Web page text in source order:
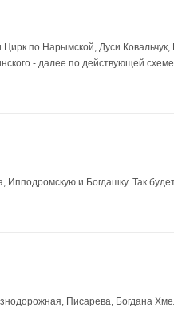
по Нарымской, Дуси Ковальчук,
- далее по действующей схеме
Ипподромскую и Богдашку. Так
Писарева, Богдана